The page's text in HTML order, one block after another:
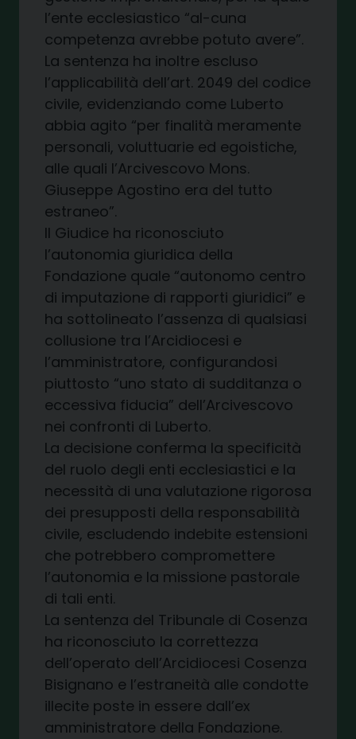
l’ente ecclesiastico “al-cuna
competenza avrebbe potuto avere”.
La sentenza ha inoltre escluso
l’applicabilità dell’art. 2049 del codice
civile, evidenziando come Luberto
abbia agito “per finalità meramente
personali, voluttuarie ed egoistiche,
alle quali l’Arcivescovo Mons.
Giuseppe Agostino era del tutto
estraneo”.
Il Giudice ha riconosciuto
l’autonomia giuridica della
Fondazione quale “autonomo centro
di imputazione di rapporti giuridici” e
ha sottolineato l’assenza di qualsiasi
collusione tra l’Arcidiocesi e
l’amministratore, configurandosi
piuttosto “uno stato di sudditanza o
eccessiva fiducia” dell’Arcivescovo
nei confronti di Luberto.
La decisione conferma la specificità
del ruolo degli enti ecclesiastici e la
necessità di una valutazione rigorosa
dei presupposti della responsabilità
civile, escludendo indebite estensioni
che potrebbero compromettere
l’autonomia e la missione pastorale
di tali enti.
La sentenza del Tribunale di Cosenza
ha riconosciuto la correttezza
dell’operato dell’Arcidiocesi Cosenza
Bisignano e l’estraneità alle condotte
illecite poste in essere dall’ex
amministratore della Fondazione.